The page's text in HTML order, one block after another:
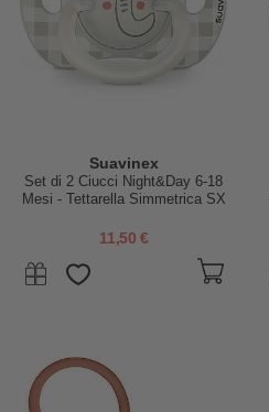
Suavinex
Set di 2 Ciucci Night&Day 6-18
Mesi - Tettarella Simmetrica SX
Illuminano al Buio
11,50 €